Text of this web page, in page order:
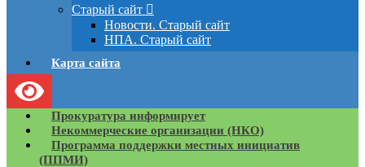
Старый сайт
Новости. Старый сайт
НПА. Старый сайт
Карта сайта
Прокуратура информирует
Некоммерческие организации (НКО)
Программа поддержки местных инициатив
(ППМИ)